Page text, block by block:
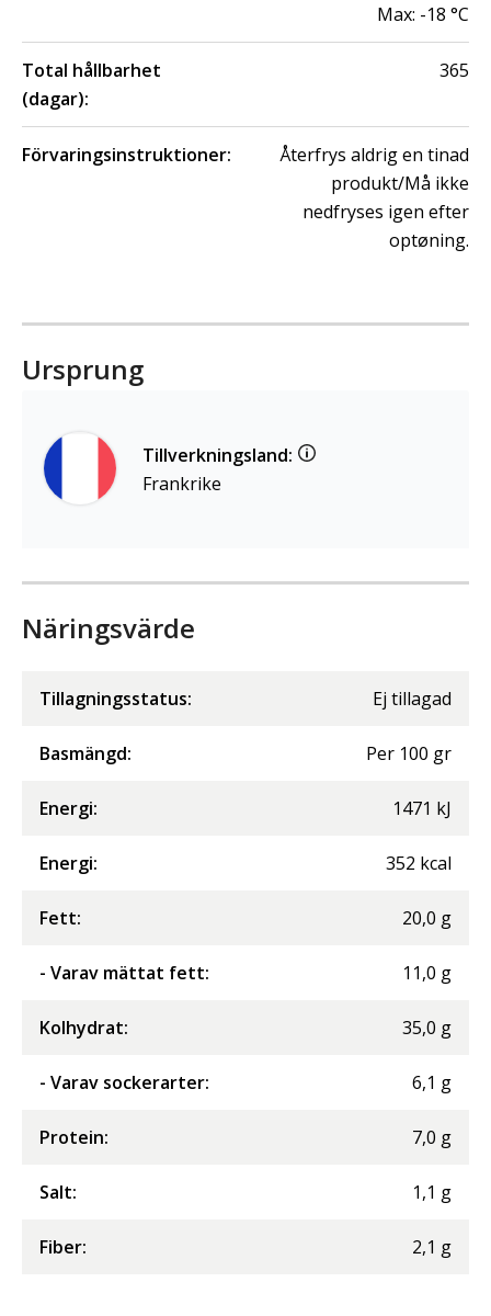
Max: -18 °C
Total hållbarhet
(dagar):
365
Förvaringsinstruktioner:
Återfrys aldrig en tinad
produkt/Må ikke
nedfryses igen efter
optøning.
Ursprung
Tillverkningsland:
Frankrike
Näringsvärde
Tillagningsstatus: Ej tillagad
Basmängd: Per 100 gr
Energi: 1471 kJ
Energi: 352 kcal
Fett: 20,0 g
- Varav mättat fett: 11,0 g
Kolhydrat: 35,0 g
- Varav sockerarter: 6,1 g
Protein: 7,0 g
Salt: 1,1 g
Fiber: 2,1 g